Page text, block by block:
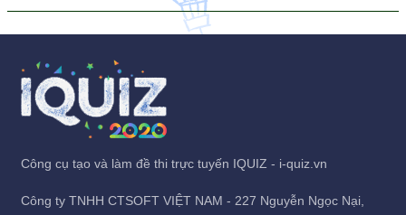
Công cụ tạo và làm đề thi trực tuyến IQUIZ - i-quiz.vn
Công ty TNHH CTSOFT VIỆT NAM - 227 Nguyễn Ngọc Nại,